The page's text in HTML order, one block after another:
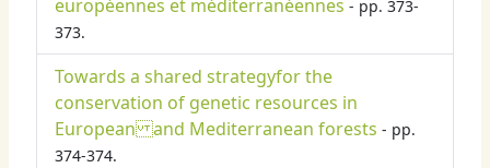
européennes et méditerranéennes - pp. 373-
373.
Towards a shared strategyfor the
conservation of genetic resources in
European and Mediterranean forests - pp.
374-374.